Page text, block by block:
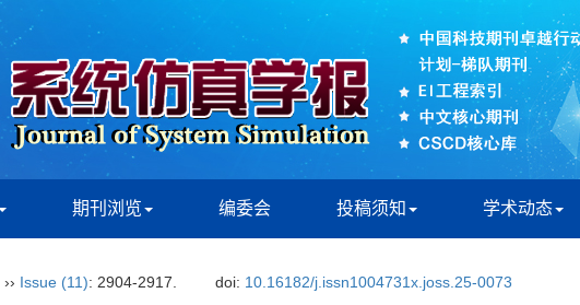
期刊浏览 编委会 投稿须知 学术动态
›› Issue (11): 2904-2917. doi: 10.16182/j.issn1004731x.joss.25-0073